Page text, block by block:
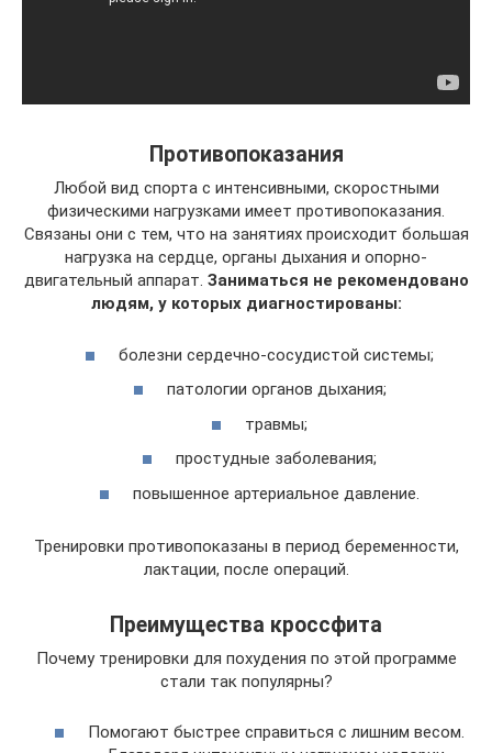
Противопоказания
Любой вид спорта с интенсивными, скоростными
физическими нагрузками имеет противопоказания.
Связаны они с тем, что на занятиях происходит большая
нагрузка на сердце, органы дыхания и опорно-
двигательный аппарат. Заниматься не рекомендовано
людям, у которых диагностированы:
болезни сердечно-сосудистой системы;
патологии органов дыхания;
травмы;
простудные заболевания;
повышенное артериальное давление.
Тренировки противопоказаны в период беременности,
лактации, после операций.
Преимущества кроссфита
Почему тренировки для похудения по этой программе
стали так популярны?
Помогают быстрее справиться с лишним весом.